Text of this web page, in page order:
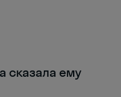
сказала ему